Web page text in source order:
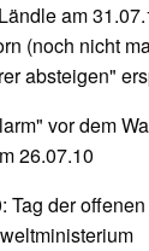
am
(noch nicht
absteigen"
vor dem
26.07.10
Tag der